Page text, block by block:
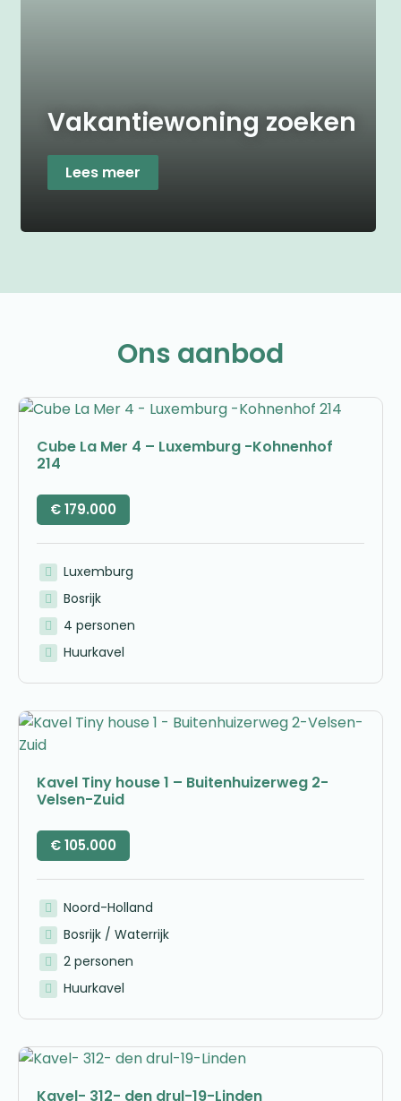
Vakantiewoning zoeken
Lees meer
Ons aanbod
Cube La Mer 4 – Luxemburg -Kohnenhof
214
€179.000
Luxemburg
Bosrijk
4 personen
Huurkavel
Kavel Tiny house 1 – Buitenhuizerweg 2-
Velsen-Zuid
€105.000
Noord-Holland
Bosrijk / Waterrijk
2 personen
Huurkavel
Kavel- 312- den drul-19-Linden